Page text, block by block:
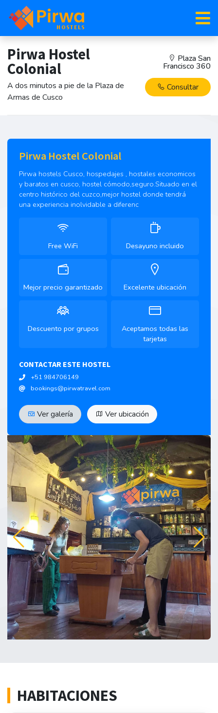
Pirwa Hostel
Colonial
A dos minutos a pie de la Plaza de
Armas de Cusco
Plaza San
Francisco 360
Consultar
Pirwa Hostel Colonial
Pirwa hostels Cusco, hospedajes , hostales economicos
y baratos en cusco, hostel cómodo,seguro.Situado en el
centro histórico del cuzco,mejor hostel donde tendrá
una experiencia inolvidable a diferenc
Free WiFi Desayuno incluido
Mejor precio garantizado Excelente ubicación
Descuento por grupos
Aceptamos todas las
tarjetas
CONTACTAR ESTE HOSTEL
+51 984706149
bookings@pirwatravel.com
Ver galería Ver ubicación
HABITACIONES